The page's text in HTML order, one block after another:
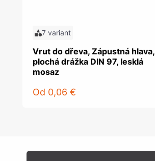
7 variant
Vrut do dřeva, Zápustná hlava,
plochá drážka DIN 97, lesklá
mosaz
Od 0,06 €